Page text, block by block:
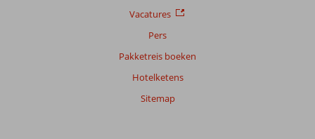
Vacatures
Pers
Pakketreis boeken
Hotelketens
Sitemap